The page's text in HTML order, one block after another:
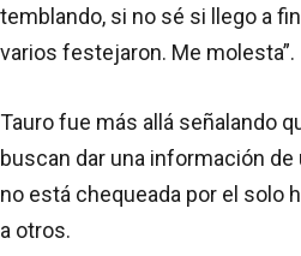
temblando, si no sé si llego a
varios festejaron. Me molesta”.
Tauro fue más allá señalando
buscan dar una información
no está chequeada por el solo
a otros.